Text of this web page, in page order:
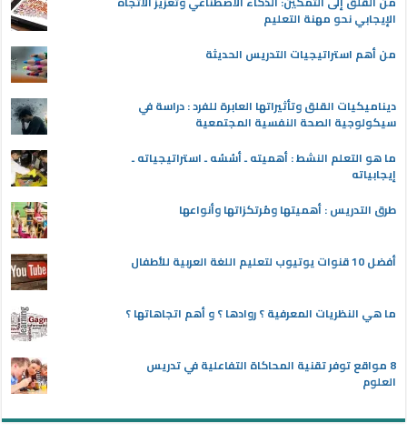
الإيجابي نحو مهنة التعليم
من أهم استراتيجيات التدريس الحديثة
ديناميكيات القلق وتأثيراتها العابرة للفرد : دراسة في
سيكولوجية الصحة النفسية المجتمعية
ما هو التعلم النشط : أهميته ـ أسُسُه ـ استراتيجياته ـ
إيجابياته
طرق التدريس : أهميتها ومُرتكزاتها وأنواعها
أفضل 10 قنوات يوتيوب لتعليم اللغة العربية للأطفال
ما هي النظريات المعرفية ؟ روادها ؟ و أهم اتجاهاتها ؟
8 مواقع توفر تقنية المحاكاة التفاعلية في تدريس
العلوم